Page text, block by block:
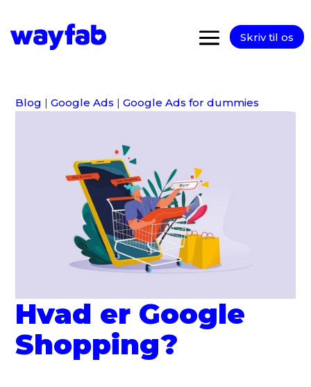
Skriv til os
Blog |Google Ads |Google Ads for dummies
Hvad er Google
Shopping?